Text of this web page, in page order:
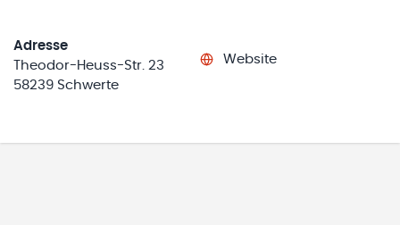
Adresse
Theodor-Heuss-Str. 23
58239 Schwerte
Website